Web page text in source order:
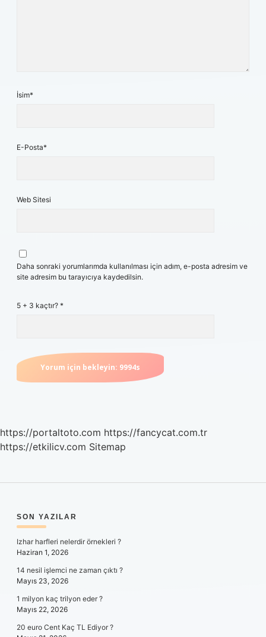
İsim*
E-Posta*
Web Sitesi
Daha sonraki yorumlarımda kullanılması için adım, e-posta adresim ve
site adresim bu tarayıcıya kaydedilsin.
5 + 3 kaçtır? *
https://portaltoto.com https://fancycat.com.tr
https://etkilicv.com Sitemap
SIDEBAR
SON YAZILAR
Izhar harfleri nelerdir örnekleri ?
Haziran 1, 2026
14 nesil işlemci ne zaman çıktı ?
Mayıs 23, 2026
1 milyon kaç trilyon eder ?
Mayıs 22, 2026
20 euro Cent Kaç TL Ediyor ?